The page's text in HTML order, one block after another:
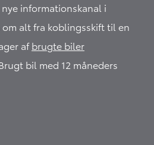
informationskanal i
alt fra koblingsskift til en
afbrugte biler
bil med 12 måneders